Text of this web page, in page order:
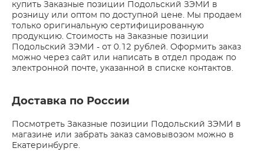
купить Заказные позиции Подольский ЗЭМИ в
розницу или оптом по доступной цене. Мы продаем
только оригинальную сертифицированную
продукцию. Стоимость на Заказные позиции
Подольский ЗЭМИ - от 0.12 рублей. Оформить заказ
можно через сайт или написать в отдел продаж по
электронной почте, указанной в списке контактов.
Доставка по России
Посмотреть Заказные позиции Подольский ЗЭМИ в
магазине или забрать заказ самовывозом можно в
Екатеринбурге.